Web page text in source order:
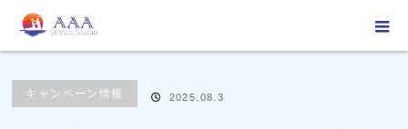
ブログ
浜松初！動的ストレッチマシン導入♪
キャンペーン情報 2025.08.3